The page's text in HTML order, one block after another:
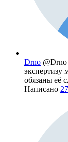
Drno @Drno
обязаны её
Написано